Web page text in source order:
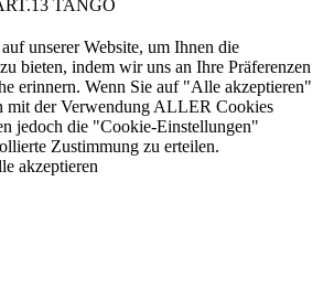
unserer Website, um Ihnen die
bieten, indem wir uns an Ihre Präferenzen
erinnern. Wenn Sie auf "Alle akzeptieren"
mit der Verwendung ALLER Cookies
jedoch die "Cookie-Einstellungen"
Zustimmung zu erteilen.
akzeptieren